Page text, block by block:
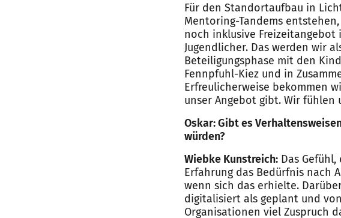
Für den Standortaufbau in
Mentoring-Tandems
noch inklusive
Jugendlicher. Das werden wir
Beteiligungsphase mit den
Fennpfuhl-Kiez und in
Erfreulicherweise bekommen
unser Angebot gibt. Wir
Oskar: Gibt es
würden?
Wiebke Kunstreich: Das
Erfahrung das Bedürfnis nach
wenn sich das erhielte.
digitalisiert als geplant und
Organisationen viel Zuspruch